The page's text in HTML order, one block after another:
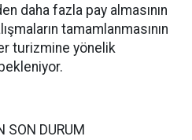
daha fazla pay almasının
tamamlanmasının
turizmine yönelik
SON DURUM